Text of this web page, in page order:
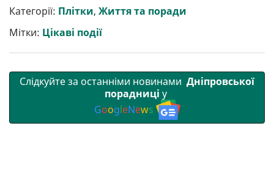
р
и
т
и
b
o
o
k
t
e
r
g
r
s
A
r l
Категорії: Плітки, Життя та поради
Мітки: Цікаві події
Слідкуйте за останніми новинами Дніпровської
порадниці у
GoogleNews